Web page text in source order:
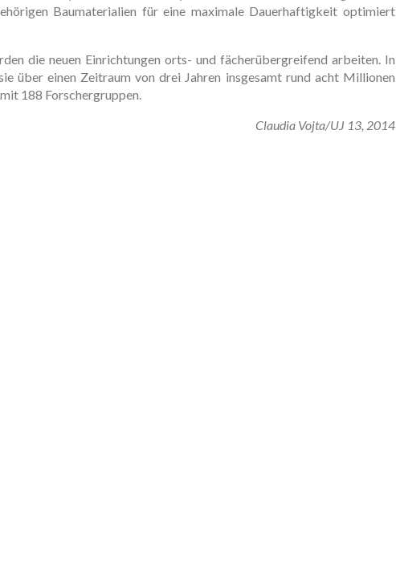
Baumaterialien für eine maximale Dauerhaftigkeit optimiert
die neuen Einrichtungen orts- und fächerübergreifend arbeiten. In
über einen Zeitraum von drei Jahren insgesamt rund acht Millionen
188 Forschergruppen.
Claudia Vojta/UJ 13, 2014